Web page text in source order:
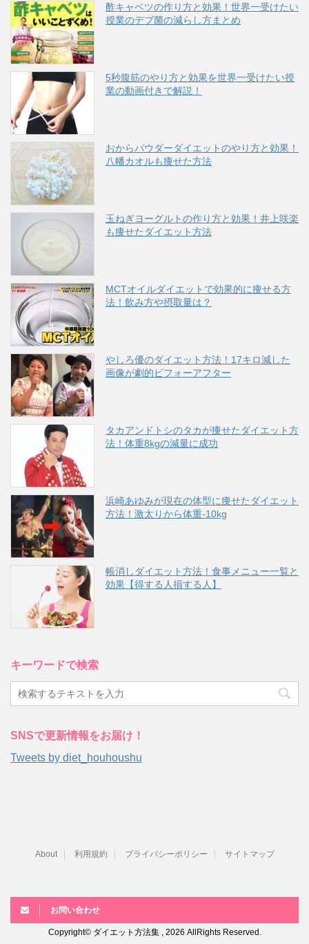
酢キャベツの作り方と効果！世界一受けたい
授業のデブ菌の減らし方まとめ
5秒腹筋のやり方と効果を世界一受けたい授
業の動画付きで解説！
おからパウダーダイエットのやり方と効果！
八幡カオルも痩せた方法
玉ねぎヨーグルトの作り方と効果！井上咲楽
も痩せたダイエット方法
MCTオイルダイエットで効果的に痩せる方
法！飲み方や摂取量は？
やしろ優のダイエット方法！17キロ減した
画像が劇的ビフォーアフター
タカアンドトシのタカが痩せたダイエット方
法！体重8kgの減量に成功
浜崎あゆみが現在の体型に痩せたダイエット
方法！激太りから体重-10kg
帳消しダイエット方法！食事メニュー一覧と
効果【得する人損する人】
キーワードで検索
SNSで更新情報をお届け！
Tweets by diet_houhoushu
About 利用規約 プライバシーポリシー サイトマップ
お問い合わせ
Copyright© ダイエット方法集 , 2026 AllRights Reserved.